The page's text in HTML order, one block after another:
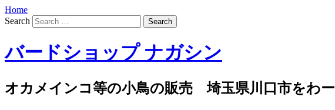
Home
Search
バードショップ ナガシン
オカメインコ等の小鳥の販売 埼玉県川口市をわー